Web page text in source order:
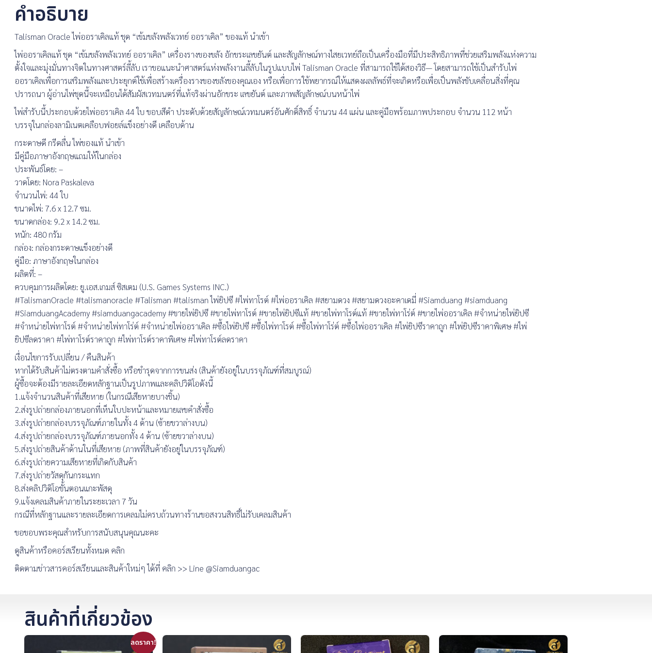
คำอธิบาย
Talisman Oracle ไพ่ออราเคิลแท้ ชุด “เข้มขลังพลังเวทย์ ออราเคิล” ของแท้ นำเข้า
ไพ่ออราเคิลแท้ ชุด “เข้มขลังพลังเวทย์ ออราเคิล” เครื่องรางของขลัง อักขระเลขยันต์ และสัญลักษณ์ทางไสยเวทย์ถือเป็นเครื่องมือที่มีประสิทธิภาพที่ช่วยเสริมพลังแห่งความ
ตั้งใจและมุ่งมั่นทางจิตในทางศาสตร์ลี้ลับ เราขอแนะนำศาสตร์แห่งพลังงานลี้ลับในรูปแบบไพ่ Talisman Oracle ที่สามารถใช้ได้สองวิธี— โดยสามารถใช้เป็นสำรับไพ่
ออราเคิลเพื่อการเสริมพลังและประยุกต์ใช้เพื่อสร้างเครื่องรางของขลังของคุณเอง หรือเพื่อการใช้พยากรณ์ให้แสดงผลลัพธ์ที่จะเกิดหรือเพื่อเป็นพลังขับเคลื่อนสิ่งที่คุณ
ปรารถนา ผู้อ่านไพ่ชุดนี้จะเหมือนได้สัมผัสเวทมนตร์ที่แท้จริงผ่านอักขระ เลขยันต์ และภาพสัญลักษณ์บนหน้าไพ่
ไพ่สำรับนี้ประกอบด้วยไพ่ออราเคิล 44 ใบ ขอบสีดำ ประดับด้วยสัญลักษณ์เวทมนตร์อันศักดิ์สิทธิ์ จำนวน 44 แผ่น และคู่มือพร้อมภาพประกอบ จำนวน 112 หน้า
บรรจุในกล่องลามิเนตเคลือบฟอยล์แข็งอย่างดี เคลือบด้าน
กระดาษดี กรีดลื่น ไพ่ของแท้ นำเข้า
มีคู่มือภาษาอังกฤษแถมให้ในกล่อง
ประพันธ์โดย: –
วาดโดย: Nora Paskaleva
จำนวนไพ่: 44 ใบ
ขนาดไพ่: 7.6 x 12.7 ซม.
ขนาดกล่อง: 9.2 x 14.2 ซม.
หนัก: 480 กรัม
กล่อง: กล่องกระดาษแข็งอย่างดี
คู่มือ: ภาษาอังกฤษในกล่อง
ผลิตที่: –
ควบคุมการผลิตโดย: ยู.เอส.เกมส์ ซิสเตม (U.S. Games Systems INC.)
#TalismanOracle #talismanoracle #Talisman #talisman ไพ่ยิปซี #ไพ่ทาโรต์ #ไพ่ออราเคิล #สยามดวง #สยามดวงอะคาเดมี่ #Siamduang #siamduang
#SiamduangAcademy #siamduangacademy #ขายไพ่ยิปซี #ขายไพ่ทาโรต์ #ขายไพ่ยิปซีแท้ #ขายไพ่ทาโรต์แท้ #ขายไพ่ทาโร่ต์ #ขายไพ่ออราเคิล #จำหน่ายไพ่ยิปซี
#จำหน่ายไพ่ทาโรต์ #จำหน่ายไพ่ทาโร่ต์ #จำหน่ายไพ่ออราเคิล #ซื้อไพ่ยิปซี #ซื้อไพ่ทาโรต์ #ซื้อไพ่ทาโร่ต์ #ซื้อไพ่ออราเคิล #ไพ่ยิปซีราคาถูก #ไพ่ยิปซีราคาพิเศษ #ไพ่
ยิปซีลดราคา #ไพ่ทาโรต์ราคาถูก #ไพ่ทาโรต์ราคาพิเศษ #ไพ่ทาโรต์ลดราคา
เงื่อนไขการรับเปลี่ยน / คืนสินค้า
หากได้รับสินค้าไม่ตรงตามคำสั่งซื้อ หรือชำรุดจากการขนส่ง (สินค้ายังอยู่ในบรรจุภัณฑ์ที่สมบูรณ์)
ผู้ซื้อจะต้องมีรายละเอียดหลักฐานเป็นรูปภาพและคลิปวิดิโอดังนี้
1.แจ้งจำนวนสินค้าที่เสียหาย (ในกรณีเสียหายบางชิ้น)
2.ส่งรูปถ่ายกล่องภายนอกที่เห็นใบปะหน้าและหมายเลขคำสั่งซื้อ
3.ส่งรูปถ่ายกล่องบรรจุภัณฑ์ภายในทั้ง 4 ด้าน (ซ้ายขวาล่างบน)
4.ส่งรูปถ่ายกล่องบรรจุภัณฑ์ภายนอกทั้ง 4 ด้าน (ซ้ายขวาล่างบน)
5.ส่งรูปถ่ายสินค้าด้านในที่เสียหาย (ภาพที่สินค้ายังอยู่ในบรรจุภัณฑ์)
6.ส่งรูปถ่ายความเสียหายที่เกิดกับสินค้า
7.ส่งรูปถ่ายวัสดุกันกระแทก
8.ส่งคลิปวิดิโอขั้นตอนแกะพัสดุ
9.แจ้งเคลมสินค้าภายในระยะเวลา 7 วัน
กรณีที่หลักฐานและรายละเอียดการเคลมไม่ครบถ้วนทางร้านขอสงวนสิทธิ์ไม่รับเคลมสินค้า
ขอขอบพระคุณสำหรับการสนับสนุนคุณนะคะ
ดูสินค้าหรือคอร์สเรียนทั้งหมด คลิก
ติดตามข่าวสารคอร์สเรียนและสินค้าใหม่ๆ ได้ที่ คลิก >> Line @Siamduangac
สินค้าที่เกี่ยวข้อง
ลดราคา!